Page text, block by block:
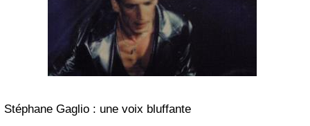
Stéphane Gaglio : une voix bluffante